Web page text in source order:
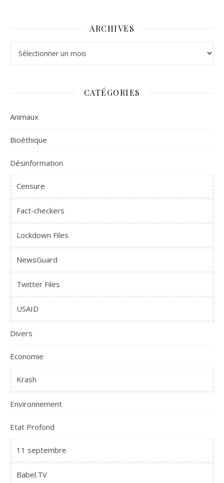
ARCHIVES
CATÉGORIES
Animaux
Bioéthique
Désinformation
Censure
Fact-checkers
Lockdown Files
NewsGuard
Twitter Files
USAID
Divers
Economie
Krash
Environnement
Etat Profond
11 septembre
Babel.TV